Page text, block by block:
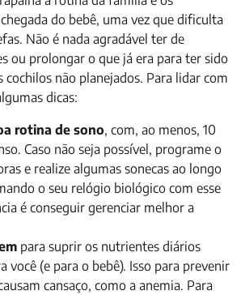
do bebê, uma vez que dificulta
Não é nada agradável ter de
ou prolongar o que já era para ter sido
cochilos não planejados. Para lidar com
dicas:
rotina de sono, com, ao menos, 10
Caso não seja possível, programe o
e realize algumas sonecas ao longo
o seu relógio biológico com esse
é conseguir gerenciar melhor a
para suprir os nutrientes diários
você (e para o bebê). Isso para prevenir
cansaço, como a anemia. Para